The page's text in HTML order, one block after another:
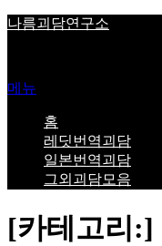
내
로
바
나름괴담연구소
메뉴
홈
레딧번역괴담
일본번역괴담
그외괴담모음
[카테고리:]